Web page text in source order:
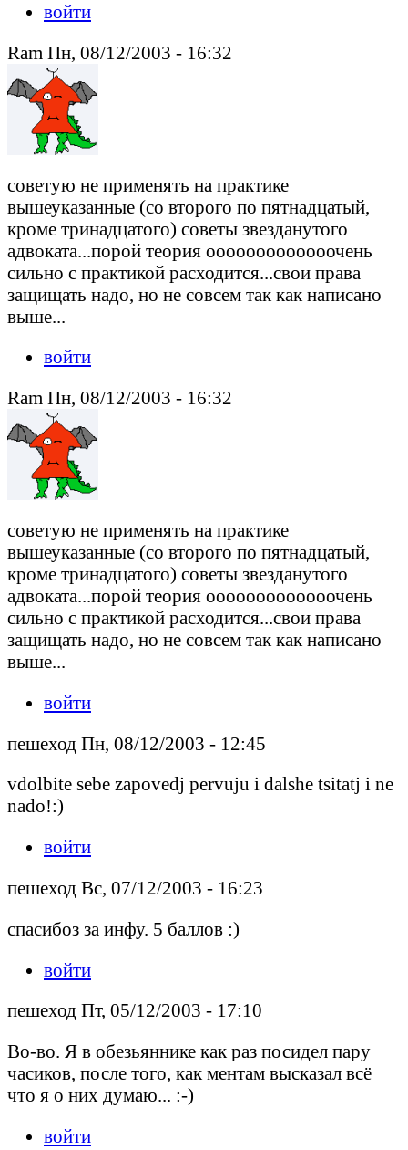
войти
Ram Пн, 08/12/2003 - 16:32
советую не применять на практике
вышеуказанные (со второго по пятнадцатый,
кроме тринадцатого) советы звезданутого
адвоката...порой теория ооооооооооооочень
сильно с практикой расходится...свои права
защищать надо, но не совсем так как написано
выше...
войти
Ram Пн, 08/12/2003 - 16:32
советую не применять на практике
вышеуказанные (со второго по пятнадцатый,
кроме тринадцатого) советы звезданутого
адвоката...порой теория ооооооооооооочень
сильно с практикой расходится...свои права
защищать надо, но не совсем так как написано
выше...
войти
пешеход Пн, 08/12/2003 - 12:45
vdolbite sebe zapovedj pervuju i dalshe tsitatj i ne
nado!:)
войти
пешеход Вс, 07/12/2003 - 16:23
спасибоз за инфу. 5 баллов :)
войти
пешеход Пт, 05/12/2003 - 17:10
Во-во. Я в обезьяннике как раз посидел пару
часиков, после того, как ментам высказал всё
что я о них думаю... :-)
войти